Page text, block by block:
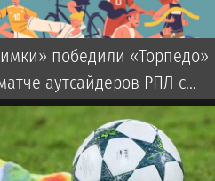
победили «Торпедо»
аутсайдеров РПЛ с
пенальти